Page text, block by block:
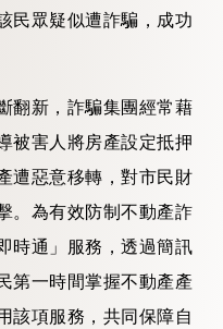
民眾疑似遭詐騙，成功
翻新，詐騙集團經常藉
被害人將房產設定抵押
遭惡意移轉，對市民財
。為有效防制不動產詐
時通」服務，透過簡訊
第一時間掌握不動產產
該項服務，共同保障自